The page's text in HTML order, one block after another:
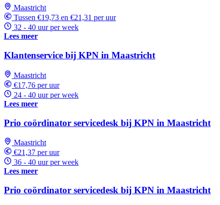
Maastricht
Tussen €19,73 en €21,31 per uur
32 - 40 uur per week
Lees meer
Klantenservice bij KPN in Maastricht
Maastricht
€17,76 per uur
24 - 40 uur per week
Lees meer
Prio coördinator servicedesk bij KPN in Maastricht
Maastricht
€21,37 per uur
36 - 40 uur per week
Lees meer
Prio coördinator servicedesk bij KPN in Maastricht